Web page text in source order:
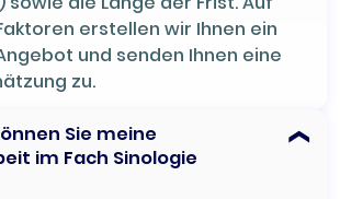
erstellen wir Ihnen ein
und senden Ihnen eine
zu.
Sie meine
im Fach Sinologie